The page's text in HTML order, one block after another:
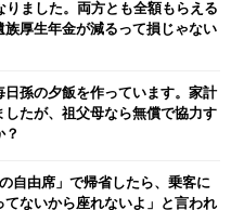
りました。両方とも全額もらえる
族厚生年金が減るって損じゃない
日孫の夕飯を作っています。家計
したが、祖父母なら無償で協力す
？
自由席」で帰省したら、乗客に
てないから座れないよ」と言われ